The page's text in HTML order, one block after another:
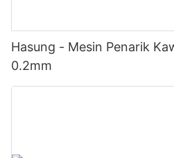
Hasung - Mesin Penarik
0.2mm